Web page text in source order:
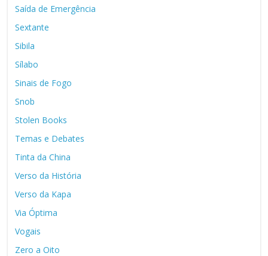
Saída de Emergência
Sextante
Sibila
Sílabo
Sinais de Fogo
Snob
Stolen Books
Temas e Debates
Tinta da China
Verso da História
Verso da Kapa
Via Óptima
Vogais
Zero a Oito